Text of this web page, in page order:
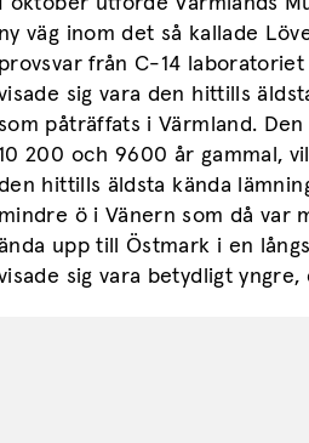
ny väg inom det så kallade
provsvar från C-14
sig vara den hittills
som påträffats i Värmland.
200 och 9600 år gammal,
hittills äldsta kända
mindre ö i Vänern som då var
upp till Östmark i en
sig vara betydligt